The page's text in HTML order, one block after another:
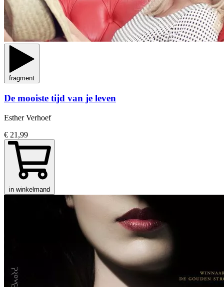
fragment
De mooiste tijd van je leven
Esther Verhoef
€ 21,99
in winkelmand